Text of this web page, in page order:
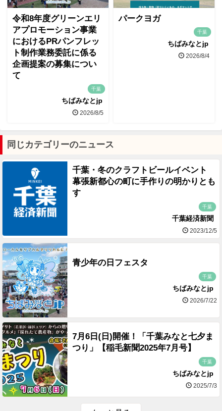
令和8年度グリーンエリ
アプロモーション事業
におけるPRパンフレッ
ト制作業務委託に係る
企画提案の募集につい
て
千葉
ちばみなとjp
2026/8/5
パークヨガ
千葉
ちばみなとjp
2026/8/4
同じカテゴリーのニュース
千葉・冬のクラフトビールイベント
幕張新都心の町に手作りの明かりとも
す
千葉
千葉経済新聞
2023/12/5
青少年の日フェスタ
千葉
ちばみなとjp
2026/7/22
7月6日(日)開催！「千葉みなと七夕ま
つり」【稲毛新聞2025年7月号】
千葉
ちばみなとjp
2025/7/3